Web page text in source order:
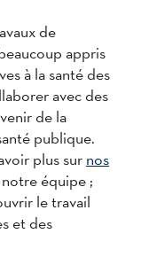
de
appris
à la santé des
avec des
de la
publique.
plus sur nos
équipe ;
le travail
et des